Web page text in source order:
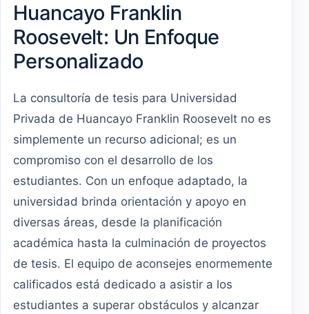
Huancayo Franklin
Roosevelt: Un Enfoque
Personalizado
La consultoría de tesis para Universidad
Privada de Huancayo Franklin Roosevelt no es
simplemente un recurso adicional; es un
compromiso con el desarrollo de los
estudiantes. Con un enfoque adaptado, la
universidad brinda orientación y apoyo en
diversas áreas, desde la planificación
académica hasta la culminación de proyectos
de tesis. El equipo de aconsejes enormemente
calificados está dedicado a asistir a los
estudiantes a superar obstáculos y alcanzar